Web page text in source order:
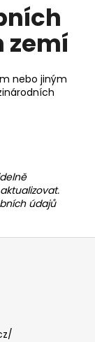
zemí
nebo jiným
údajů